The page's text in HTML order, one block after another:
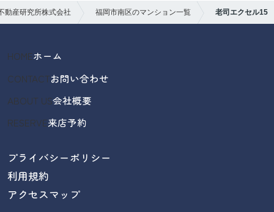
動産研究所株式会社 福岡市南区のマンション一覧 老司エクセル15
HOMEホーム
CONTACTお問い合わせ
ABOUT US会社概要
RESERVE来店予約
プライバシーポリシー
利用規約
アクセスマップ